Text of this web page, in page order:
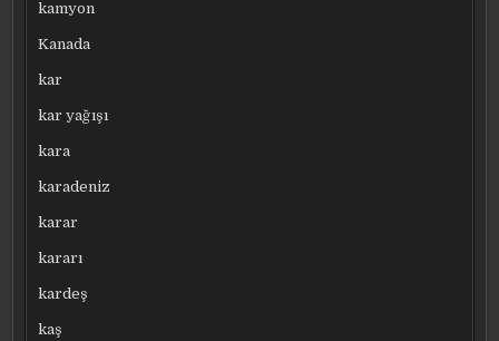
kamyon
Kanada
kar
kar yağışı
kara
karadeniz
karar
kararı
kardeş
kaş